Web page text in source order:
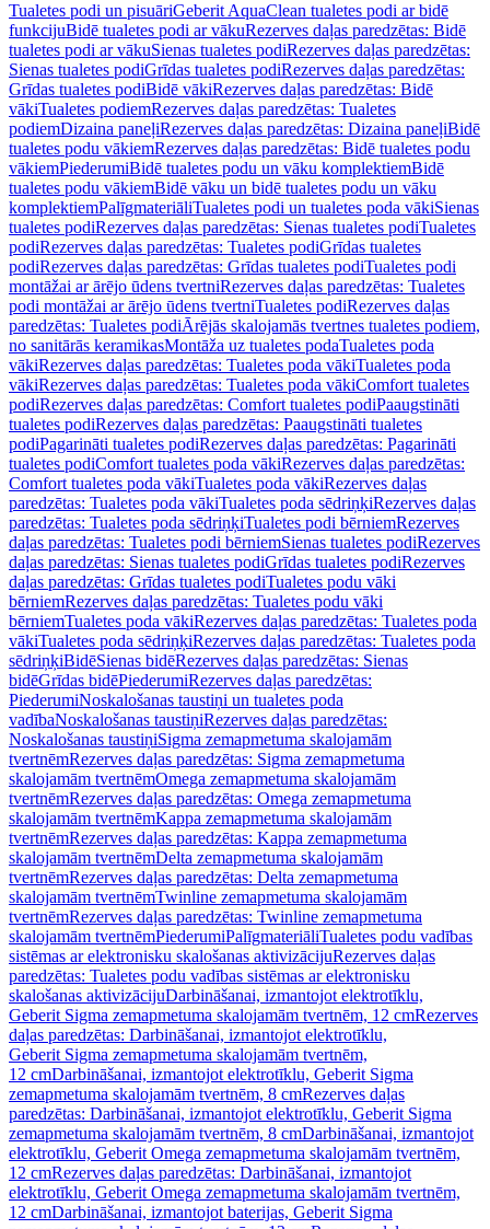
Tualetes podi un pisuāriGeberit AquaClean tualetes podi ar bidē
funkcijuBidē tualetes podi ar vākuRezerves daļas paredzētas: Bidē
tualetes podi ar vākuSienas tualetes podiRezerves daļas paredzētas:
Sienas tualetes podiGrīdas tualetes podiRezerves daļas paredzētas:
Grīdas tualetes podiBidē vākiRezerves daļas paredzētas: Bidē
vākiTualetes podiemRezerves daļas paredzētas: Tualetes
podiemDizaina paneļiRezerves daļas paredzētas: Dizaina paneļiBidē
tualetes podu vākiemRezerves daļas paredzētas: Bidē tualetes podu
vākiemPiederumiBidē tualetes podu un vāku komplektiemBidē
tualetes podu vākiemBidē vāku un bidē tualetes podu un vāku
komplektiemPalīgmateriāliTualetes podi un tualetes poda vākiSienas
tualetes podiRezerves daļas paredzētas: Sienas tualetes podiTualetes
podiRezerves daļas paredzētas: Tualetes podiGrīdas tualetes
podiRezerves daļas paredzētas: Grīdas tualetes podiTualetes podi
montāžai ar ārējo ūdens tvertniRezerves daļas paredzētas: Tualetes
podi montāžai ar ārējo ūdens tvertniTualetes podiRezerves daļas
paredzētas: Tualetes podiĀrējās skalojamās tvertnes tualetes podiem,
no sanitārās keramikasMontāža uz tualetes podaTualetes poda
vākiRezerves daļas paredzētas: Tualetes poda vākiTualetes poda
vākiRezerves daļas paredzētas: Tualetes poda vākiComfort tualetes
podiRezerves daļas paredzētas: Comfort tualetes podiPaaugstināti
tualetes podiRezerves daļas paredzētas: Paaugstināti tualetes
podiPagarināti tualetes podiRezerves daļas paredzētas: Pagarināti
tualetes podiComfort tualetes poda vākiRezerves daļas paredzētas:
Comfort tualetes poda vākiTualetes poda vākiRezerves daļas
paredzētas: Tualetes poda vākiTualetes poda sēdriņķiRezerves daļas
paredzētas: Tualetes poda sēdriņķiTualetes podi bērniemRezerves
daļas paredzētas: Tualetes podi bērniemSienas tualetes podiRezerves
daļas paredzētas: Sienas tualetes podiGrīdas tualetes podiRezerves
daļas paredzētas: Grīdas tualetes podiTualetes podu vāki
bērniemRezerves daļas paredzētas: Tualetes podu vāki
bērniemTualetes poda vākiRezerves daļas paredzētas: Tualetes poda
vākiTualetes poda sēdriņķiRezerves daļas paredzētas: Tualetes poda
sēdriņķiBidēSienas bidēRezerves daļas paredzētas: Sienas
bidēGrīdas bidēPiederumiRezerves daļas paredzētas:
PiederumiNoskalošanas taustiņi un tualetes poda
vadībaNoskalošanas taustiņiRezerves daļas paredzētas:
Noskalošanas taustiņiSigma zemapmetuma skalojamām
tvertnēmRezerves daļas paredzētas: Sigma zemapmetuma
skalojamām tvertnēmOmega zemapmetuma skalojamām
tvertnēmRezerves daļas paredzētas: Omega zemapmetuma
skalojamām tvertnēmKappa zemapmetuma skalojamām
tvertnēmRezerves daļas paredzētas: Kappa zemapmetuma
skalojamām tvertnēmDelta zemapmetuma skalojamām
tvertnēmRezerves daļas paredzētas: Delta zemapmetuma
skalojamām tvertnēmTwinline zemapmetuma skalojamām
tvertnēmRezerves daļas paredzētas: Twinline zemapmetuma
skalojamām tvertnēmPiederumiPalīgmateriāliTualetes podu vadības
sistēmas ar elektronisku skalošanas aktivizācijuRezerves daļas
paredzētas: Tualetes podu vadības sistēmas ar elektronisku
skalošanas aktivizācijuDarbināšanai, izmantojot elektrotīklu,
Geberit Sigma zemapmetuma skalojamām tvertnēm, 12 cmRezerves
daļas paredzētas: Darbināšanai, izmantojot elektrotīklu,
Geberit Sigma zemapmetuma skalojamām tvertnēm,
12 cmDarbināšanai, izmantojot elektrotīklu, Geberit Sigma
zemapmetuma skalojamām tvertnēm, 8 cmRezerves daļas
paredzētas: Darbināšanai, izmantojot elektrotīklu, Geberit Sigma
zemapmetuma skalojamām tvertnēm, 8 cmDarbināšanai, izmantojot
elektrotīklu, Geberit Omega zemapmetuma skalojamām tvertnēm,
12 cmRezerves daļas paredzētas: Darbināšanai, izmantojot
elektrotīklu, Geberit Omega zemapmetuma skalojamām tvertnēm,
12 cmDarbināšanai, izmantojot baterijas, Geberit Sigma